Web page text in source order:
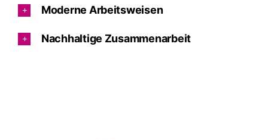
Moderne Arbeitsweisen
Nachhaltige Zusammenarbeit